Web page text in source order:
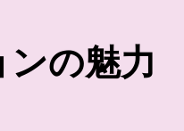
の魅力